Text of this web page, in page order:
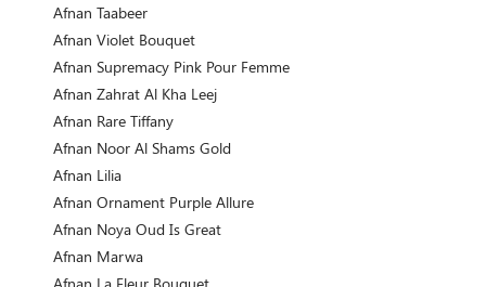
Afnan Taabeer
Afnan Violet Bouquet
Afnan Supremacy Pink Pour Femme
Afnan Zahrat Al Kha Leej
Afnan Rare Tiffany
Afnan Noor Al Shams Gold
Afnan Lilia
Afnan Ornament Purple Allure
Afnan Noya Oud Is Great
Afnan Marwa